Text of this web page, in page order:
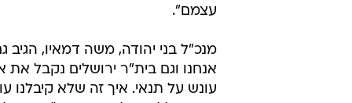
עצמם".
מנכ"ל בני יהודה, משה דמאיו, הגיב
אנחנו וגם בית"ר ירושלים נקבל את
עונש על תנאי. איך זה שלא